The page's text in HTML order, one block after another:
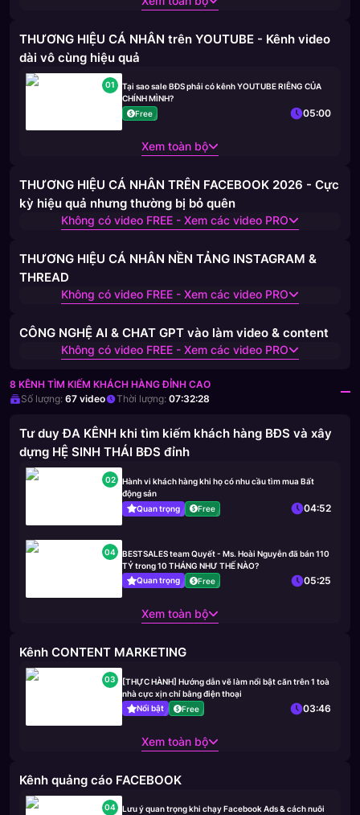
THƯƠNG HIỆU CÁ NHÂN trên YOUTUBE - Kênh video
dài vô cùng hiệu quả
01
Tại sao sale BĐS phải có kênh YOUTUBE RIÊNG CỦA
CHÍNH MÌNH?
Free
05:00
Xem toàn bộ
THƯƠNG HIỆU CÁ NHÂN TRÊN FACEBOOK 2026 - Cực
kỳ hiệu quả nhưng thường bị bỏ quên
Không có video FREE - Xem các video PRO
THƯƠNG HIỆU CÁ NHÂN NỀN TẢNG INSTAGRAM &
THREAD
Không có video FREE - Xem các video PRO
CÔNG NGHỆ AI & CHAT GPT vào làm video & content
Không có video FREE - Xem các video PRO
8 KÊNH TÌM KIẾM KHÁCH HÀNG ĐỈNH CAO
Số lượng: 67 video Thời lượng: 07:32:28
Tư duy ĐA KÊNH khi tìm kiếm khách hàng BĐS và xây
dựng HỆ SINH THÁI BĐS đỉnh
02
Hành vi khách hàng khi họ có nhu cầu tìm mua Bất
động sản
Quan trọng
Free 04:52
04
BESTSALES team Quyết - Ms. Hoài Nguyễn đã bán 110
TỶ trong 10 THÁNG NHƯ THẾ NÀO?
Quan trọng
Free 05:25
Xem toàn bộ
Kênh CONTENT MARKETING
03
[THỰC HÀNH] Hướng dẫn vẽ làm nổi bật căn trên 1 toà
nhà cực xịn chỉ bằng điện thoại
Nổi bật
Free 03:46
Xem toàn bộ
Kênh quảng cáo FACEBOOK
04
Lưu ý quan trọng khi chạy Facebook Ads & cách nuôi